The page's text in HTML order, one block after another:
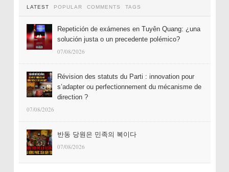
LATEST POPULAR COMMENTS TAGS
Repetición de exámenes en Tuyên Quang: ¿una
solución justa o un precedente polémico?
07/08/2026
Révision des statuts du Parti : innovation pour
s’adapter ou perfectionnement du mécanisme de
direction ?
07/08/2026
반동 당원은 민족의 복이다
07/08/2026